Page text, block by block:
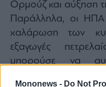
Mononews - Do Not
Ορμούζ και αύξηση
Παράλληλα, οι ΗΠΑ
χαλάρωση των
εξαγωγές
μπορούσε να